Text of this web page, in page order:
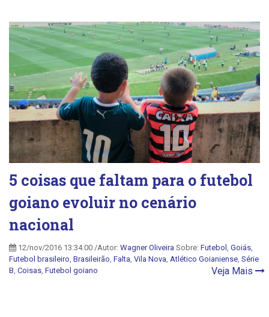
5 coisas que faltam para o futebol
goiano evoluir no cenário
nacional
12/nov/2016 13:34:00 /Autor: Wagner Oliveira Sobre: Futebol Goiás
Futebol brasileiro Brasileirão Falta Vila Nova Atlético Goianiense Série
B Coisas Futebol goiano Veja Mais